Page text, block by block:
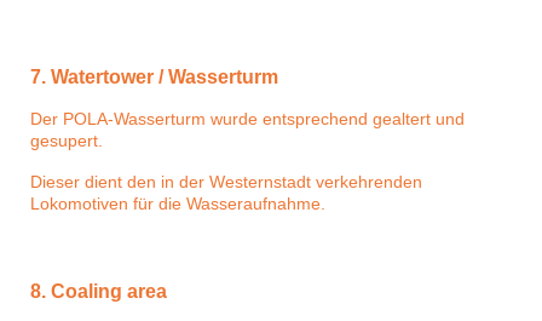
7. Watertower / Wasserturm
Der POLA-Wasserturm wurde entsprechend gealtert und
gesupert.
Dieser dient den in der Westernstadt verkehrenden
Lokomotiven für die Wasseraufnahme.
8. Coaling area